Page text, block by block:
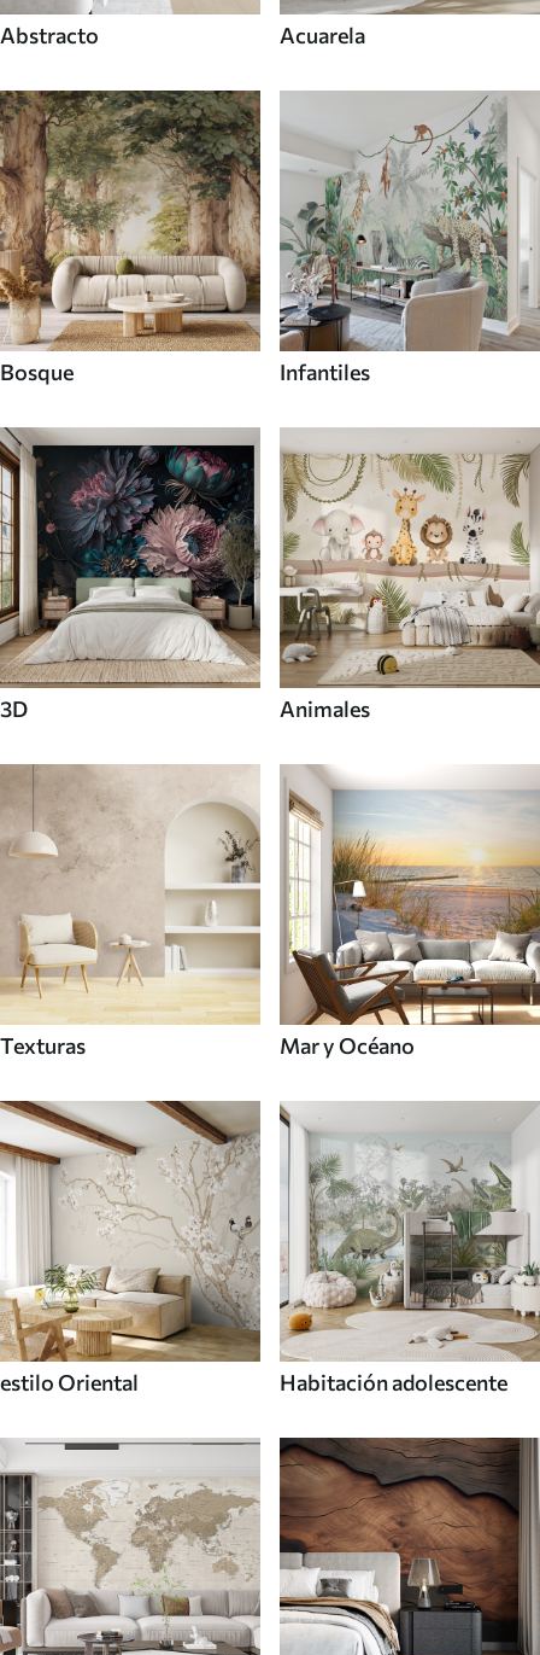
Abstracto Acuarela
Bosque Infantiles
3D Animales
Texturas Mar y Océano
estilo Oriental Habitación adolescente